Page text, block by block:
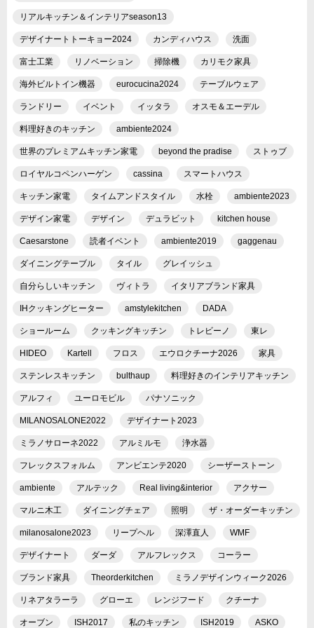
リアルキッチン＆インテリアseason13
デザイナートトーキョー2024 カンディハウス 洗面
富士工業 リノベーション 掃除機 カリモク家具
海外ビルトイン機器 eurocucina2024 テーブルウェア
ランドリー イベント イッタラ オスモ＆エーデル
料理好きのキッチン ambiente2024
世界のプレミアムキッチン家電 beyond the pradise ストゥブ
ロイヤルコペンハーゲン cassina スマートハウス
キッチン家電 タイムアンドスタイル 水栓 ambiente2023
デザイン家電 デザイン デュラビット kitchen house
Caesarstone 読者イベント ambiente2019 gaggenau
ダイニングテーブル タイル グレイッシュ
自分らしいキッチン ヴィトラ イタリアブランド家具
IHクッキングヒーター amstylekitchen DADA
ショールーム クッキングキッチン トレビーノ 東レ
HIDEO Kartell フロス エウロクチーナ2026 家具
ステンレスキッチン bulthaup 料理好きのインテリアキッチン
アルフィ ユーロモビル パナソニック
MILANOSALONE2022 デザイナート2023
ミラノサローネ2022 アルミルモ 浄水器
フレックスフォルム アンビエンテ2020 シーザーストーン
ambiente アルテック Real living&interior アクサー
マルニ木工 ダイニングチェア 照明 ザ・オーダーキッチン
milanosalone2023 リープヘル 深澤直人 WMF
デザイナート ダーダ アルフレックス コーラー
ブランド家具 Theorderkitchen ミラノデザインウィーク2026
リネアタラーラ グローエ レンジフード クチーナ
オーブン ISH2017 私のキッチン ISH2019 ASKO